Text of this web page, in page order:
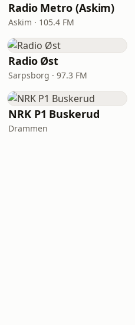
Radio Metro (Askim)
Askim · 105.4 FM
Radio Øst
Sarpsborg · 97.3 FM
NRK P1 Buskerud
Drammen